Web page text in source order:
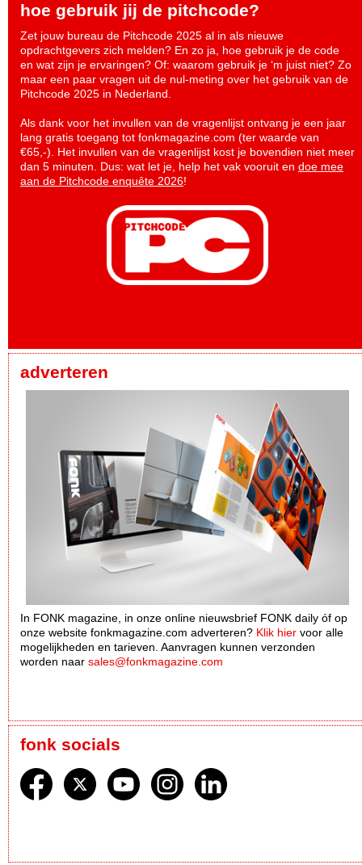
hoe gebruik jij de pitchcode?
Zet jouw bureau de Pitchcode 2025 al in als nieuwe
opdrachtgevers zich melden? En zo ja, hoe gebruik je de code
en wat zijn je ervaringen? Of: waarom gebruik je ‘m juist niet? Zo
maar een paar vragen uit de nul-meting over het gebruik van de
Pitchcode 2025 in Nederland.
Als dank voor het invullen van de vragenlijst ontvang je een jaar
lang gratis toegang tot fonkmagazine.com (ter waarde van
€65,-). Het invullen van de vragenlijst kost je bovendien niet meer
dan 5 minuten. Dus: wat let je, help het vak vooruit en doe mee
aan de Pitchcode enquête 2026!
adverteren
In FONK magazine, in onze online nieuwsbrief FONK daily óf op
onze website fonkmagazine.com adverteren? Klik hier voor alle
mogelijkheden en tarieven. Aanvragen kunnen verzonden
worden naar sales@fonkmagazine.com
fonk socials